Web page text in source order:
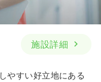
施設詳細
やすい好立地にある